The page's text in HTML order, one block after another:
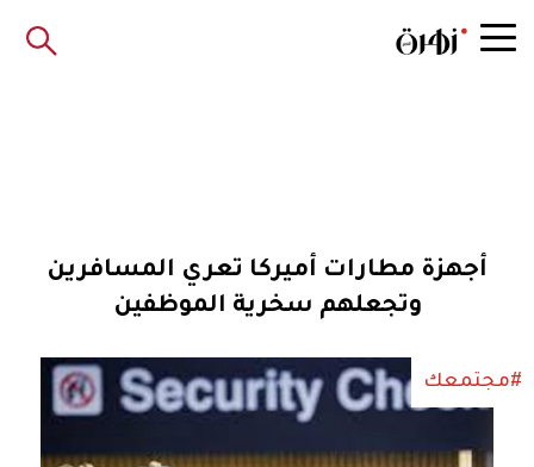
أجهزة مطارات أميركا تعري المسافرين
وتجعلهم سخرية الموظفين
#مجتمعك